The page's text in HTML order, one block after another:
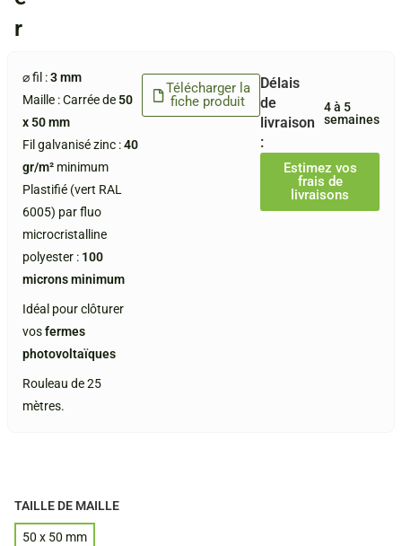
r
⌀ fil :3 mm
Maille : Carrée de 50
x 50 mm
Fil galvanisé zinc :40
gr/m² minimum
Plastifié (vert RAL
6005) par fluo
microcristalline
polyester : 100
microns minimum
Idéal pour clôturer
vosfermes
photovoltaïques
Rouleau de 25
mètres.
Télécharger la
fiche produit
Délais
de
livraison
:
4 à 5
semaines
Estimez vos
frais de
livraisons
TAILLE DE MAILLE
50 x 50 mm